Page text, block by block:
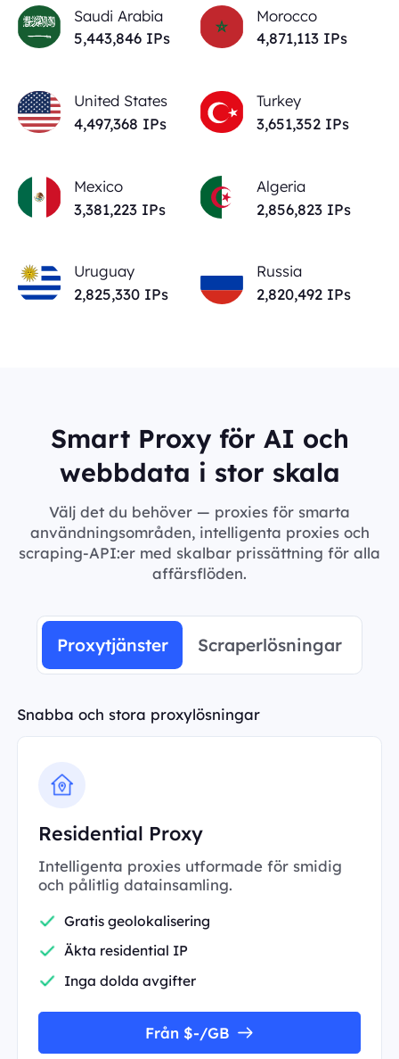
Saudi Arabia
5,443,846 IPs
Morocco
4,871,113 IPs
United States
4,497,368 IPs
Turkey
3,651,352 IPs
Mexico
3,381,223 IPs
Algeria
2,856,823 IPs
Uruguay
2,825,330 IPs
Russia
2,820,492 IPs
Smart Proxy för AI och
webbdata i stor skala
Välj det du behöver — proxies för smarta
användningsområden, intelligenta proxies och
scraping-API:er med skalbar prissättning för alla
affärsflöden.
Proxytjänster Scraperlösningar
Snabba och stora proxylösningar
Residential Proxy
Intelligenta proxies utformade för smidig
och pålitlig datainsamling.
Gratis geolokalisering
Äkta residential IP
Inga dolda avgifter
Från $-/GB